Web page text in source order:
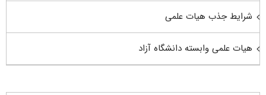
شرایط جذب هیات علمی
هیات علمی وابسته دانشگاه آزاد